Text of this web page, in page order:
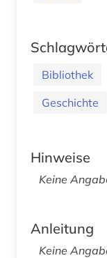
Bibliothek
Geschichte
Hinweise
Keine
Anleitung
Keine